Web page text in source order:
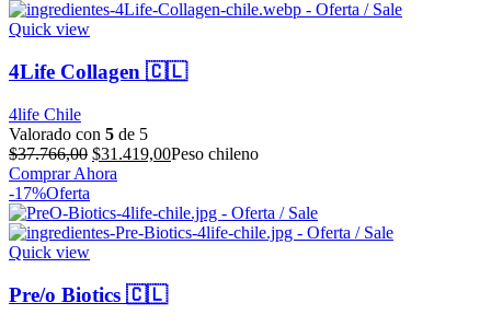
$43.102,00.$35.858,00.
Quick view
4Life Collagen 🇨🇱
4life Chile
Valorado con 5 de 5
$37.766,00 El
precio
era:
$37.766,00.
$31.419,00El
es:
$31.419,00.
Peso chileno
Comprar Ahora
-17%Oferta
Quick view
Pre/o Biotics 🇨🇱